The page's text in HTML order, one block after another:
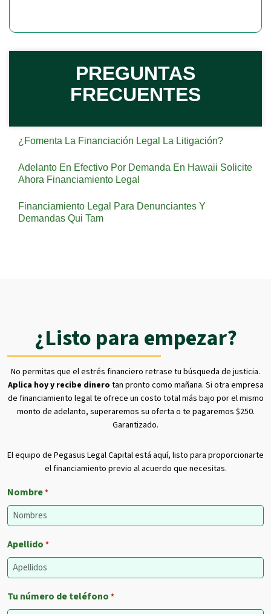
PREGUNTAS
FRECUENTES
¿Fomenta La Financiación Legal La Litigación?
Adelanto En Efectivo Por Demanda En Hawaii Solicite
Ahora Financiamiento Legal
Financiamiento Legal Para Denunciantes Y
Demandas Qui Tam
¿Listo para empezar?
No permitas que el estrés financiero retrase tu búsqueda de justicia.
Aplica hoy y recibe dinero tan pronto como mañana. Si otra empresa
de financiamiento legal te ofrece un costo total más bajo por el mismo
monto de adelanto, superaremos su oferta o te pagaremos $250.
Garantizado.
El equipo de Pegasus Legal Capital está aquí, listo para proporcionarte
el financiamiento previo al acuerdo que necesitas.
Nombre*
Apellido *
Tu número de teléfono *